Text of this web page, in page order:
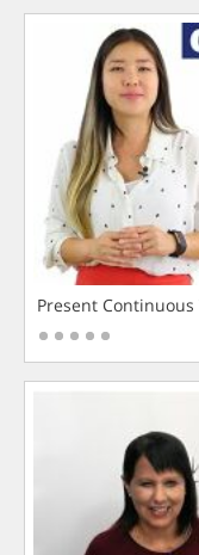
Present Continuous